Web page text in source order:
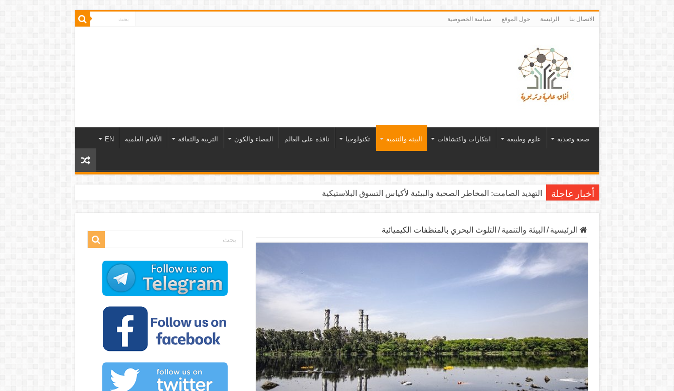
الاتصال بنا الرئيسة حول الموقع سياسة الخصوصية
صحة وتغذية علوم وطبيعة ابتكارات واكتشافات البيئة والتنمية تكنولوجيا نافذة على العالم الفضاء والكون التربية والثقافة الأفلام العلمية EN
أخبار عاجلة يوم الشاي العالمي: رشفـة من التاريخ تنبض بالحياة والاقتصاد والثقافة
الرئيسية / البيئة والتنمية / التلوث البحري بالمنظفات الكيميائية